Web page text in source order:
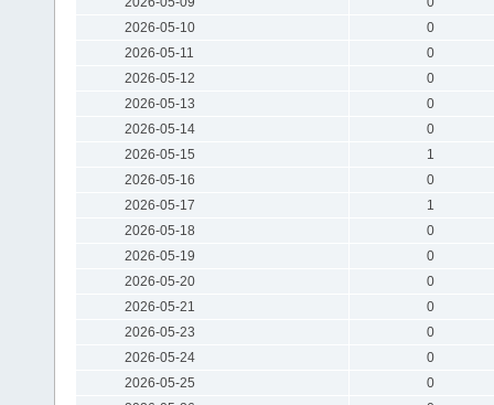
2026-05-10
0
2026-05-11
0
2026-05-12
0
2026-05-13
0
2026-05-14
0
2026-05-15
1
2026-05-16
0
2026-05-17
1
2026-05-18
0
2026-05-19
0
2026-05-20
0
2026-05-21
0
2026-05-23
0
2026-05-24
0
2026-05-25
0